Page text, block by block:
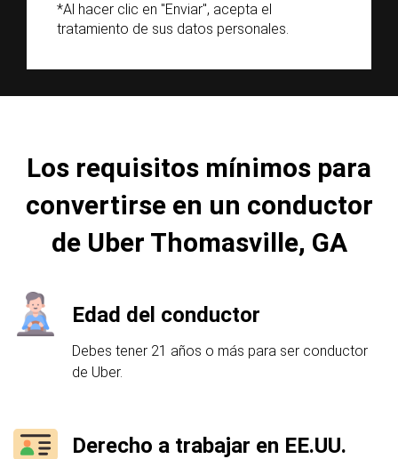
*Al hacer clic en "Enviar", acepta el
tratamiento de sus datos personales.
Los requisitos mínimos para
convertirse en un conductor
de Uber Thomasville, GA
Edad del conductor
Debes tener 21 años o más para ser conductor
de Uber.
Derecho a trabajar en EE.UU.